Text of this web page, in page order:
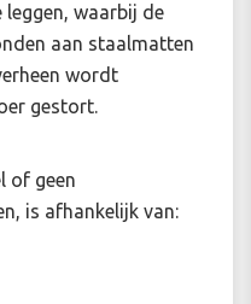
waarbij de
aan staalmatten
wordt
gestort.
of geen
is afhankelijk van: